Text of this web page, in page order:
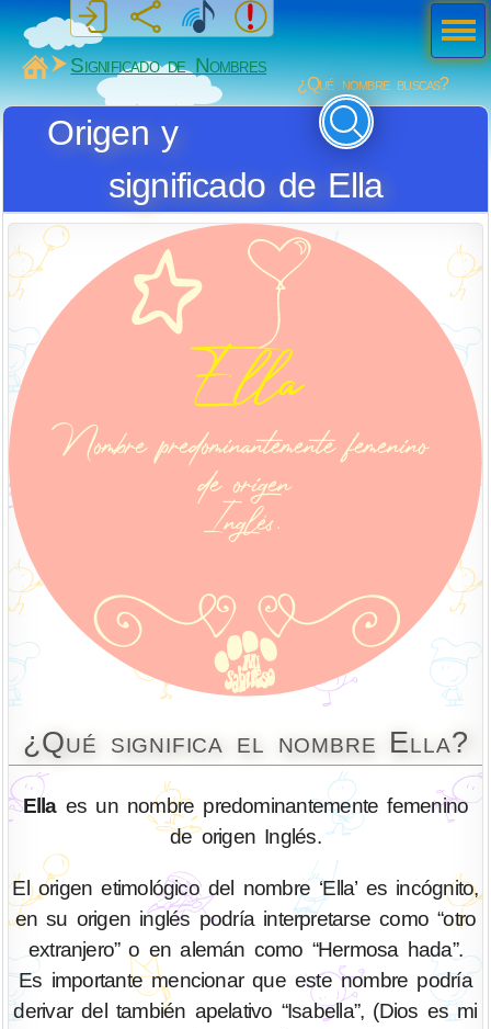
MiSabueso
Significado de Nombres
¿Qué nombre buscas?
Origen y
significado de Ella
¿Qué significa el nombre Ella?
Ellaes un nombre predominantemente femenino
de origen Inglés.
El origen etimológico del nombre ‘Ella’ es incógnito,
en su origen inglés podría interpretarse como “otro
extranjero” o en alemán como “Hermosa hada”.
Es importante mencionar que este nombre podría
derivar del también apelativo “Isabella”, (Dios es mi
Men
ú